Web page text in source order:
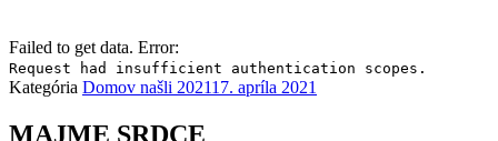
Failed to get data. Error:
Request had insufficient authentication scopes.
Kategória Domov našli 202117. apríla 2021
MAJME SRDCE